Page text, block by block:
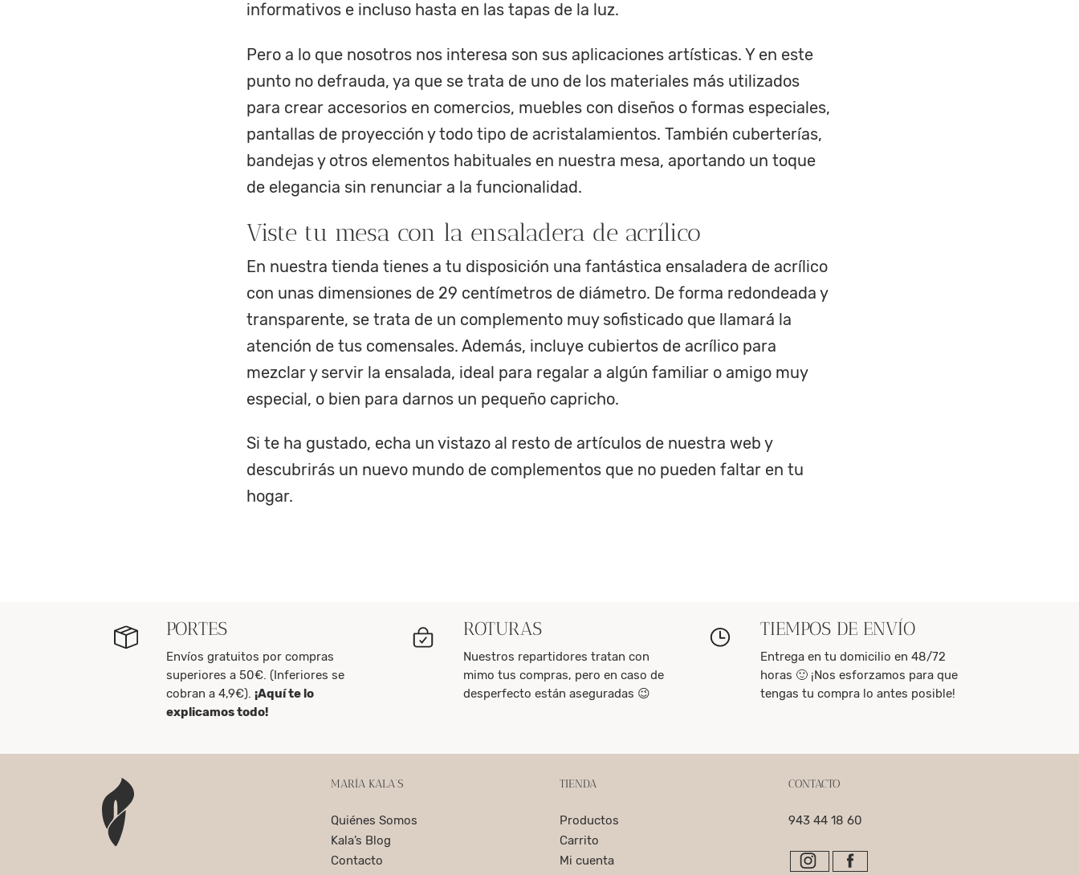
informativos e incluso hasta en las tapas de la luz.
Pero a lo que nosotros nos interesa son sus aplicaciones artísticas. Y en este
punto no defrauda, ya que se trata de uno de los materiales más utilizados
para crear accesorios en comercios, muebles con diseños o formas especiales,
pantallas de proyección y todo tipo de acristalamientos. También cuberterías,
bandejas y otros elementos habituales en nuestra mesa, aportando un toque
de elegancia sin renunciar a la funcionalidad.
Viste tu mesa con la ensaladera de acrílico
En nuestra tienda tienes a tu disposición una fantástica ensaladera de acrílico
con unas dimensiones de 29 centímetros de diámetro. De forma redondeada y
transparente, se trata de un complemento muy sofisticado que llamará la
atención de tus comensales. Además, incluye cubiertos de acrílico para
mezclar y servir la ensalada, ideal para regalar a algún familiar o amigo muy
especial, o bien para darnos un pequeño capricho.
Si te ha gustado, echa un vistazo al resto de artículos de nuestra web y
descubrirás un nuevo mundo de complementos que no pueden faltar en tu
hogar.
PORTES
Envíos gratuitos por compras
superiores a 50€. (Inferiores se
cobran a 4,9€). ¡Aquí te lo
explicamos todo!
ROTURAS
Nuestros repartidores tratan con
mimo tus compras, pero en caso de
desperfecto están aseguradas 😉
TIEMPOS DE ENVÍO
Entrega en tu domicilio en 48/72
horas 🙂 ¡Nos esforzamos para que
tengas tu compra lo antes posible!
MARÍA KALA’S
Quiénes Somos
Kala’s Blog
Contacto
TIENDA
Productos
Carrito
Mi cuenta
CONTACTO
943 44 18 60